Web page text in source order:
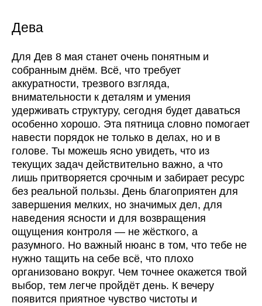
Дева
Для Дев 8 мая станет очень понятным и
собранным днём. Всё, что требует
аккуратности, трезвого взгляда,
внимательности к деталям и умения
удерживать структуру, сегодня будет даваться
особенно хорошо. Эта пятница словно помогает
навести порядок не только в делах, но и в
голове. Ты можешь ясно увидеть, что из
текущих задач действительно важно, а что
лишь притворяется срочным и забирает ресурс
без реальной пользы. День благоприятен для
завершения мелких, но значимых дел, для
наведения ясности и для возвращения
ощущения контроля — не жёсткого, а
разумного. Но важный нюанс в том, что тебе не
нужно тащить на себе всё, что плохо
организовано вокруг. Чем точнее окажется твой
выбор, тем легче пройдёт день. К вечеру
появится приятное чувство чистоты и